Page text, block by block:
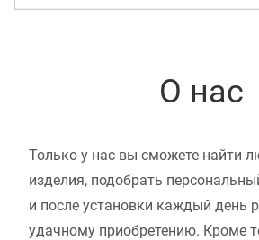
О нас
Только у нас вы сможете найти
изделия, подобрать
и после установки каждый день
удачному приобретению. Кроме